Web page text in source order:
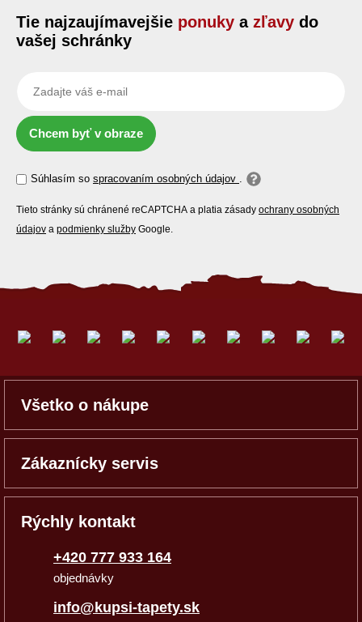
Tie najzaujímavejšie ponuky a zľavy do
vašej schránky
Chcem byť v obraze
Súhlasím so spracovaním osobných údajov .
Tieto stránky sú chránené reCAPTCHA a platia zásady ochrany osobných
údajov a podmienky služby Google.
Všetko o nákupe
Zákaznícky servis
Rýchly kontakt
+420 777 933 164
objednávky
info@kupsi-tapety.sk